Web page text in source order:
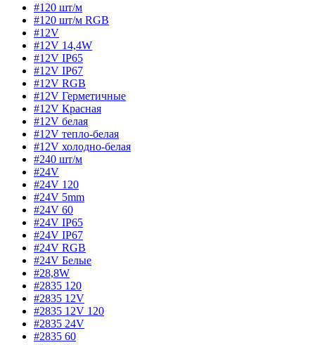
#120 шт/м
#120 шт/м RGB
#12V
#12V 14,4W
#12V IP65
#12V IP67
#12V RGB
#12V Герметичные
#12V Красная
#12V белая
#12V тепло-белая
#12V холодно-белая
#240 шт/м
#24V
#24V 120
#24V 5mm
#24V 60
#24V IP65
#24V IP67
#24V RGB
#24V Белые
#28,8W
#2835 120
#2835 12V
#2835 12V 120
#2835 24V
#2835 60